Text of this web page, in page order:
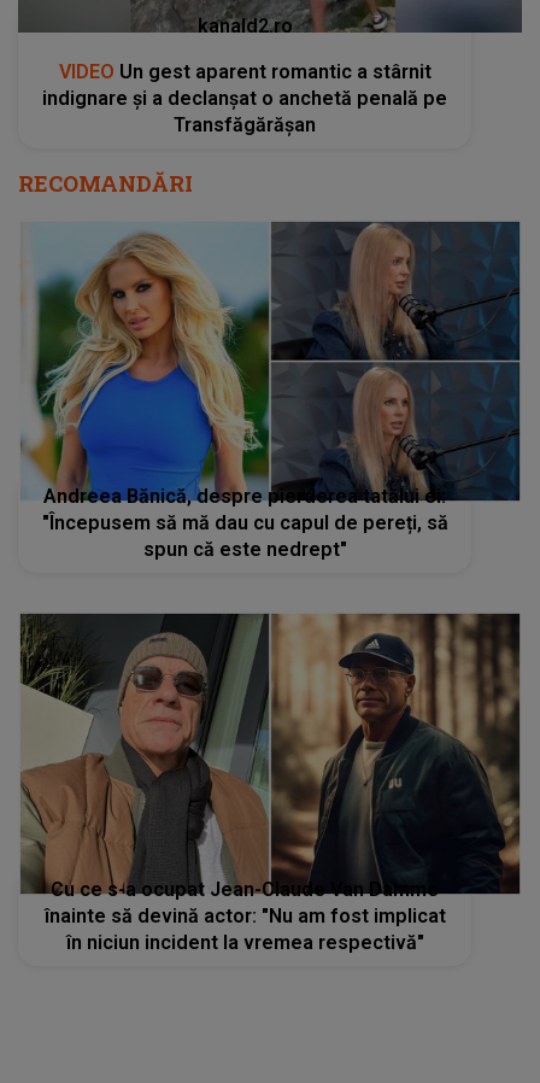
kanald2.ro
VIDEO Un gest aparent romantic a stârnit
indignare și a declanșat o anchetă penală pe
Transfăgărășan
RECOMANDĂRI
Andreea Bănică, despre pierderea tatălui ei:
"Începusem să mă dau cu capul de pereți, să
spun că este nedrept"
Cu ce s-a ocupat Jean-Claude Van Damme
înainte să devină actor: "Nu am fost implicat
în niciun incident la vremea respectivă"